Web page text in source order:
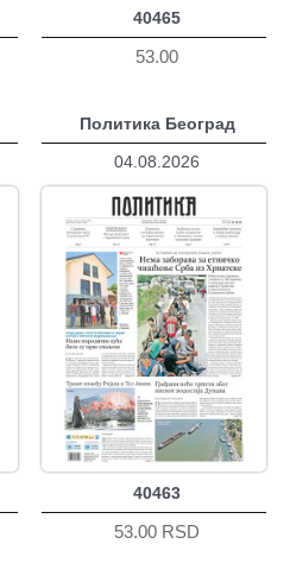
40465
53.00
Политика Београд
04.08.2026
40463
53.00 RSD